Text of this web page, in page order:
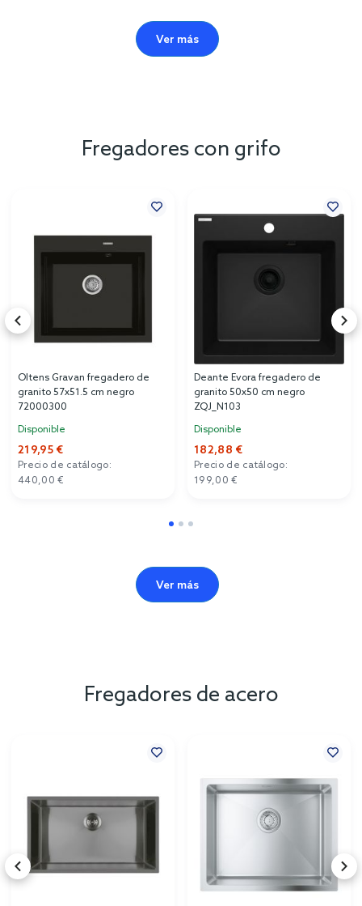
Ver más
Fregadores con grifo
Oltens Gravan fregadero de
granito 57x51.5 cm negro
72000300
Disponible
219,95 €
Precio de catálogo:
440,00 €
Deante Evora fregadero de
granito 50x50 cm negro
ZQJ_N103
Disponible
182,88 €
Precio de catálogo:
199,00 €
Ver más
Fregadores de acero